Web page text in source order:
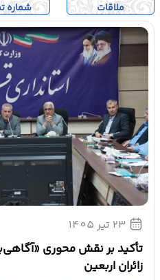
ملاقات شماره
23 تیر 1405
تأکید بر نقش محوری
زائران اربعین